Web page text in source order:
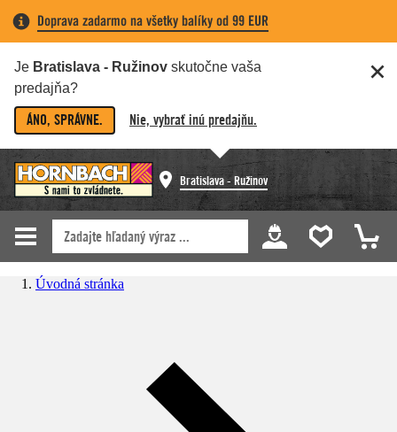
Doprava zadarmo na všetky balíky od 99 EUR
Je Bratislava - Ružinov skutočne vaša
predajňa?
ÁNO, SPRÁVNE. Nie, vybrať inú predajňu.
Bratislava - Ružinov
Úvodná stránka